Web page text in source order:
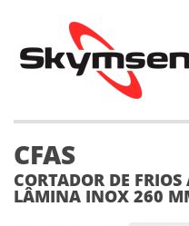
CFAS
CORTADOR DE
LÂMINA INOX 260